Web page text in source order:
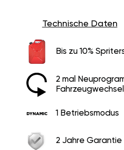
Technische Daten
Bis zu 10%
2 mal
Fahrzeugwechsel
1 Betriebsmodus
2 Jahre Garantie